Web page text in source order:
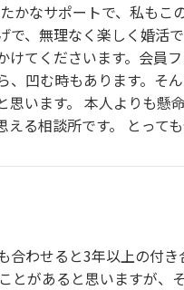
なサポートで、私もこ
、無理なく楽しく婚活
てくださいます。会員
凹む時もあります。そ
います。 本人よりも
える相談所です。 とっ
わせると3年以上の付
があると思いますが、